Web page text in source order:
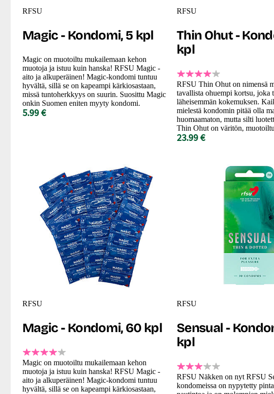
RFSU
Magic - Kondomi, 5 kpl
Magic on muotoiltu mukailemaan kehon
muotoja ja istuu kuin hanska! RFSU Magic -
aito ja alkuperäinen! Magic-kondomi tuntuu
hyvältä, sillä se on kapeampi kärkiosastaan,
missä tuntoherkkyys on suurin. Suosittu Magic
onkin Suomen eniten myyty kondomi.
5.99 €
RFSU
Thin Ohut -
kpl
RFSU Thin Ohut on nimensä
tavallista ohuempi kortsu, joka
läheisemmän kokemuksen.
mielestä kondomin pitää olla
huomaamaton, mutta silti
Thin Ohut on väritön,
23.99 €
RFSU
Magic - Kondomi, 60 kpl
Magic on muotoiltu mukailemaan kehon
muotoja ja istuu kuin hanska! RFSU Magic -
aito ja alkuperäinen! Magic-kondomi tuntuu
hyvältä, sillä se on kapeampi kärkiosastaan,
RFSU
Sensual -
kpl
RFSU Näkken on nyt RFSU
kondomeissa on nypytetty